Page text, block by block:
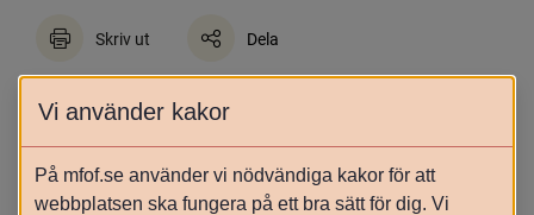
Skriv ut Dela
assisterad befruktning kan den
registrerade partnern, makan eller
sambon bli förälder i lagens mening.
Vi använder kakor
På mfof.se använder vi nödvändiga kakor för att
webbplatsen ska fungera på ett bra sätt för dig. Vi